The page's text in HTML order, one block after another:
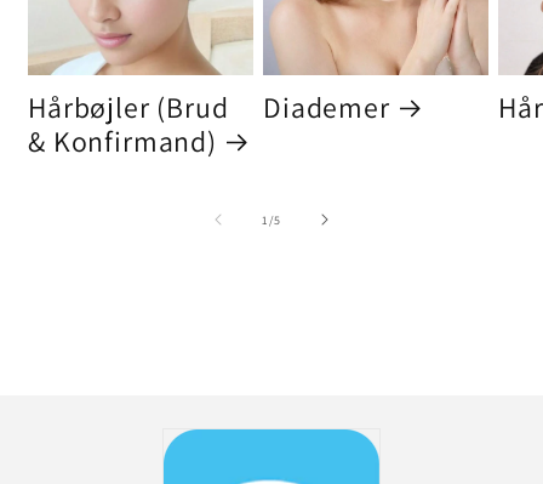
Hårbøjler (Brud
& Konfirmand)
Diademer
1/af
5